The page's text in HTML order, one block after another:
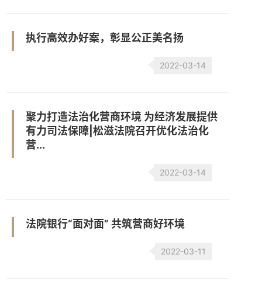
执行高效办好案，彰显公正美名扬
2022-03-14
聚力打造法治化营商环境 为经济发展提供
有力司法保障|松滋法院召开优化法治化
营...
2022-03-14
法院银行“面对面” 共筑营商好环境
2022-03-11